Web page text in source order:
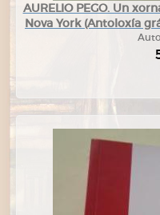
AURELIO PEGO. Un
Nova York (Antoloxía